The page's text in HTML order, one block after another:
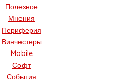
Полезное
Мнения
Периферия
Винчестеры
Mobile
Софт
События